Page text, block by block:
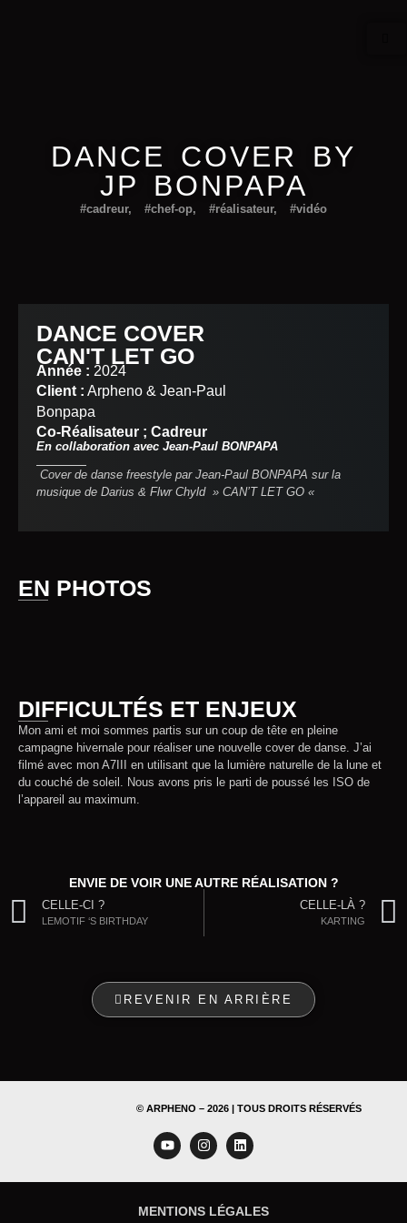
DANCE COVER BY
JP BONPAPA
#cadreur, #chef-op, #réalisateur, #vidéo
DANCE COVER
CAN'T LET GO
Année : 2024
Client : Arpheno & Jean-Paul
Bonpapa
Co-Réalisateur ; Cadreur
En collaboration avec Jean-Paul BONPAPA
Cover de danse freestyle par Jean-Paul BONPAPA sur la
musique de Darius & Flwr Chyld » CAN’T LET GO «
EN PHOTOS
DIFFICULTÉS ET ENJEUX
Mon ami et moi sommes partis sur un coup de tête en pleine
campagne hivernale pour réaliser une nouvelle cover de danse. J’ai
filmé avec mon A7III en utilisant que la lumière naturelle de la lune et
du couché de soleil. Nous avons pris le parti de poussé les ISO de
l’appareil au maximum.
ENVIE DE VOIR UNE AUTRE RÉALISATION ?
CELLE-CI ?
LEMOTIF ‘S BIRTHDAY
CELLE-LÀ ?
KARTING
REVENIR EN ARRIÈRE
© ARPHENO – 2026 | TOUS DROITS RÉSERVÉS
MENTIONS LÉGALES